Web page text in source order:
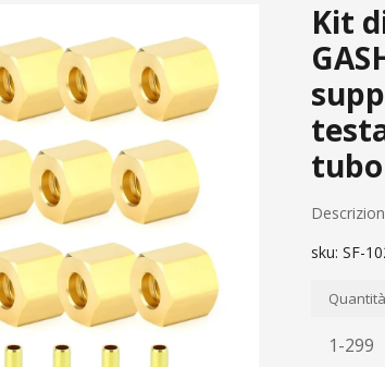
Kit
tubo
sku: SF-
Quantità
1-299